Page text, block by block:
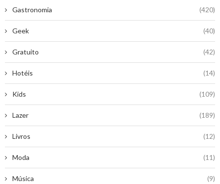
Gastronomia (420)
Geek (40)
Gratuito (42)
Hotéis (14)
Kids (109)
Lazer (189)
Livros (12)
Moda (11)
Música (9)